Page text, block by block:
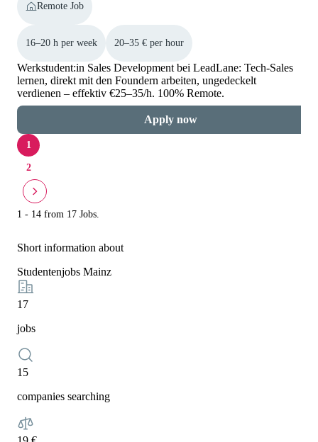
Remote Job
16–20 h per week 20–35 € per hour
Werkstudent:in Sales Development bei LeadLane: Tech-Sales
lernen, direkt mit den Foundern arbeiten, ungedeckelt
verdienen – effektiv €25–35/h. 100% Remote.
Apply now
1
2
1 - 14 from 17 Jobs.
Short information about
Studentenjobs Mainz
17
jobs
15
companies searching